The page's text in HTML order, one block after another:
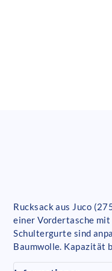
Rucksack aus Juco
einer Vordertasche
Schultergurte sind
Baumwolle. Kapazität